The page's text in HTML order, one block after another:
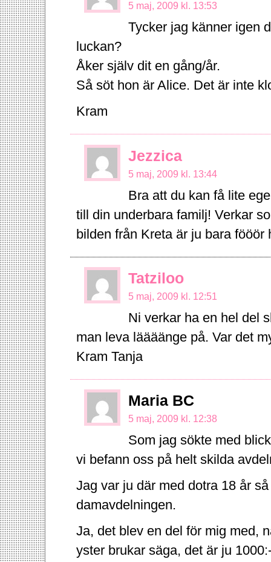
5 maj, 2009 kl. 13:53
Tycker jag känner igen
luckan?
Åker själv dit en gång/år.
Så söt hon är Alice. Det är inte
Kram
Jezzica
5 maj, 2009 kl. 13:44
Bra att du kan få lite
till din underbara familj! Verkar
bilden från Kreta är ju bara
Tatziloo
5 maj, 2009 kl. 12:51
Ni verkar ha en hel del
man leva läääänge på. Var det
Kram Tanja
Maria BC
5 maj, 2009 kl. 12:38
Som jag sökte med
vi befann oss på helt skilda
Jag var ju där med dotra 18 år
damavdelningen.
Ja, det blev en del för mig med,
yster brukar säga, det är ju